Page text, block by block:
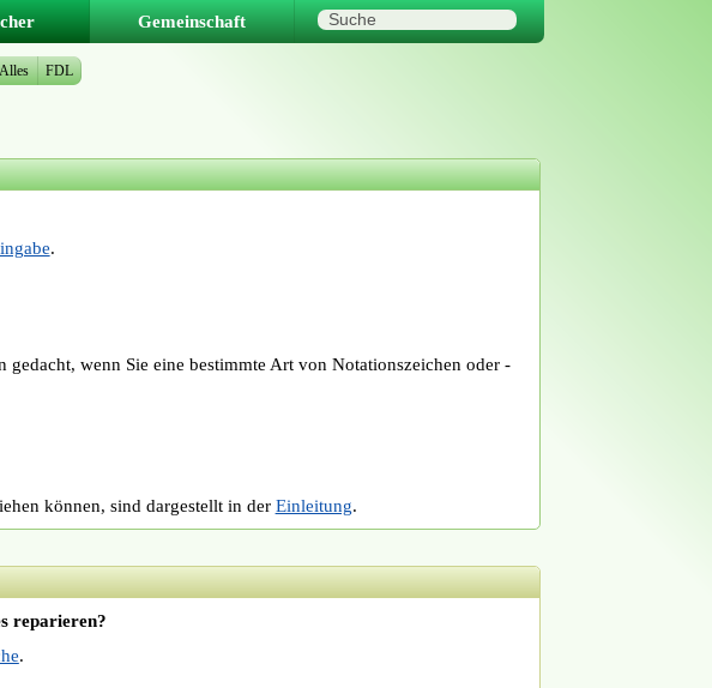
.
wenn Sie eine bestimmte Art von Notationszeichen oder -
können, sind dargestellt in der Einleitung.
reparieren?
.
Alles FDL
Gemeinschaft